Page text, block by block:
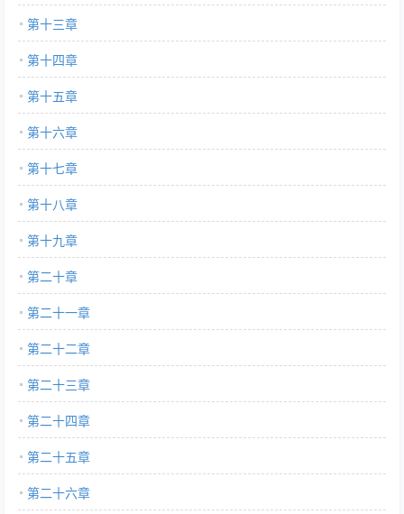
第十三章
第十四章
第十五章
第十六章
第十七章
第十八章
第十九章
第二十章
第二十一章
第二十二章
第二十三章
第二十四章
第二十五章
第二十六章